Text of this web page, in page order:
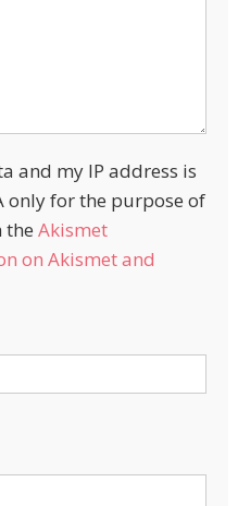
and my IP address is
only for the purpose of
the Akismet
on Akismet and